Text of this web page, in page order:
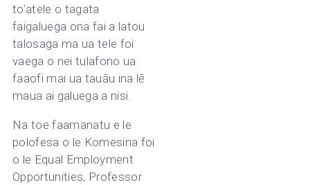
to’atele o tagata
faigaluega ona fai a latou
talosaga ma ua tele foi
vaega o nei tulafono ua
faaofi mai ua tauāu ina lē
maua ai galuega a nisi.
Na toe faamanatu e le
polofesa o le Komesina foi
o le Equal Employment
Opportunities, Professor